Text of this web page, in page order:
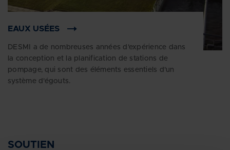
EAUX USÉES
DESMI a de nombreuses années d'expérience dans
la conception et la planification de stations de
pompage, qui sont des éléments essentiels d'un
système d'égouts.
SOUTIEN